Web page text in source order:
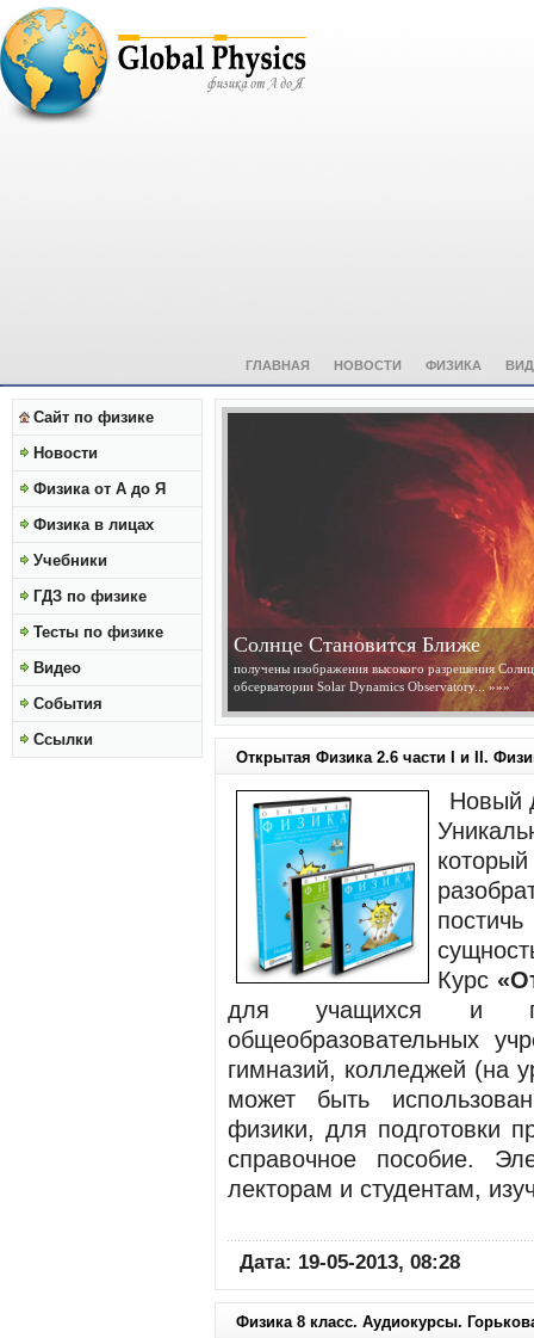
ГЛАВНАЯ НОВОСТИ ФИЗИКА
Сайт по физике
Новости
Физика от А до Я
Физика в лицах
Учебники
ГДЗ по физике
Тесты по физике
Видео
События
Ссылки
Солнце Становится Ближе
получены изображения высокого разрешения
обсерватории Solar Dynamics Observatory...»»»
Открытая Физика 2.6 части I и II.
Новый
Курс
для учащихся и
общеобразовательных
гимназий, колледжей (на
может быть
физики, для подготовки
справочное пособие.
лекторам и студентам,
Дата: 19-05-2013, 08:28
Физика 8 класс. Аудиокурсы.